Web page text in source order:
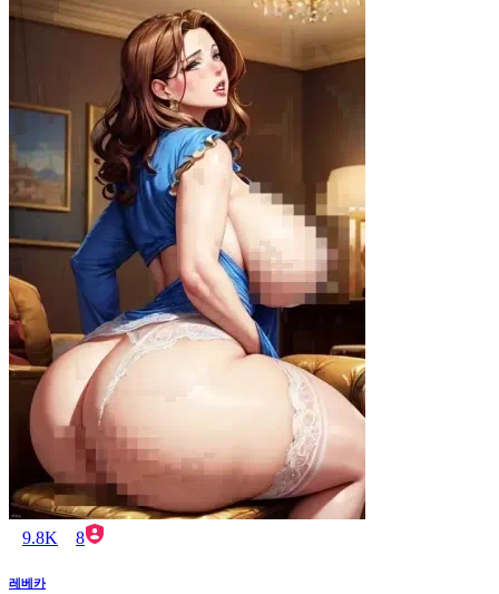
9.8K 8
레베카